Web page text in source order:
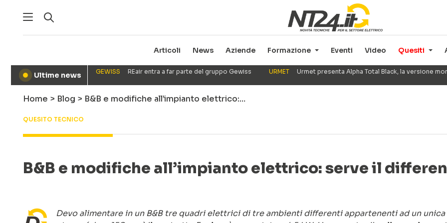
Articoli News Aziende Formazione Eventi Video Quesiti
● Ultime news GEWISS REair entra a far parte del gruppo Gewiss URMET Urmet presenta Alpha Total Black, la versione
Home > Blog > B&B e modifiche all’impianto elettrico:…
QUESITO TECNICO
B&B e modifiche all’impianto elettrico: serve il
Devo alimentare in un B&B tre quadri elettrici di tre ambienti differenti appartenenti ad un unica